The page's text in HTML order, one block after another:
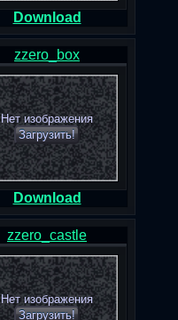
Download
zzero_box
Нет изображения
Загрузить!
Download
zzero_castle
Нет изображения
Загрузить!